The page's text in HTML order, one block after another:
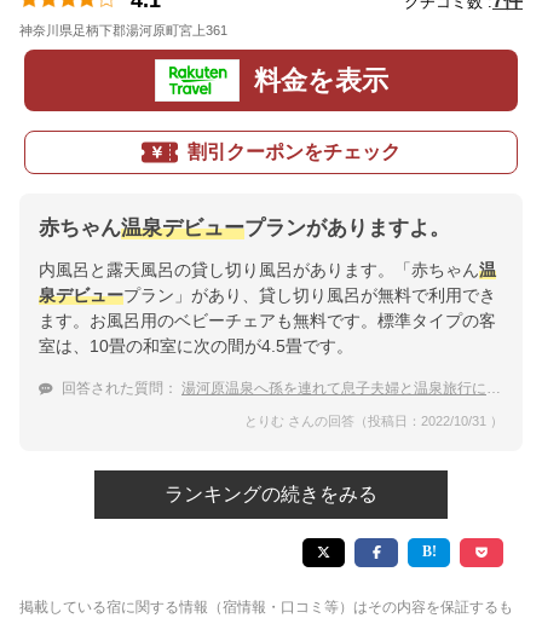
神奈川県足柄下郡湯河原町宮上361
料金を表示
割引クーポンをチェック
赤ちゃん温泉デビュープランがありますよ。
内風呂と露天風呂の貸し切り風呂があります。「赤ちゃん温
泉デビュープラン」があり、貸し切り風呂が無料で利用でき
ます。お風呂用のベビーチェアも無料です。標準タイプの客
室は、10畳の和室に次の間が4.5畳です。
回答された質問： 湯河原温泉へ孫を連れて息子夫婦と温泉旅行に行きます、どこかオススメはありますか？
とりむ さんの回答（投稿日：2022/10/31 ）
ランキングの続きをみる
掲載している宿に関する情報（宿情報・口コミ等）はその内容を保証するも